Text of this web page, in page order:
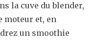
la cuve du blender,
moteur et, en
un smoothie